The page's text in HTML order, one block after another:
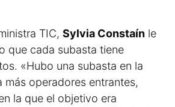
TIC, Sylvia Constaín le
que cada subasta tiene
«Hubo una subasta en la
más operadores entrantes,
la que el objetivo era